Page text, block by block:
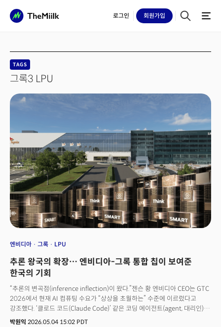
로그인 회원가입
TAGS
그록3 LPU
엔비디아 그록 LPU
추론 왕국의 확장… 엔비디아-그록 통합 칩이 보여준
한국의 기회
“추론의 변곡점(inference inflection)이 왔다.”젠슨 황 엔비디아 CEO는 GTC
2026에서 현재 AI 컴퓨팅 수요가 “상상을 초월하는” 수준에 이르렀다고
강조했다. ‘클로드 코드(Claude Code)’ 같은 코딩 에이전트(agent, 대리인)가
토큰(token, AI가 처리하고 생성하는 데이터의 최소 단위) 수요를
박원익 2026.05.04 15:02 PDT